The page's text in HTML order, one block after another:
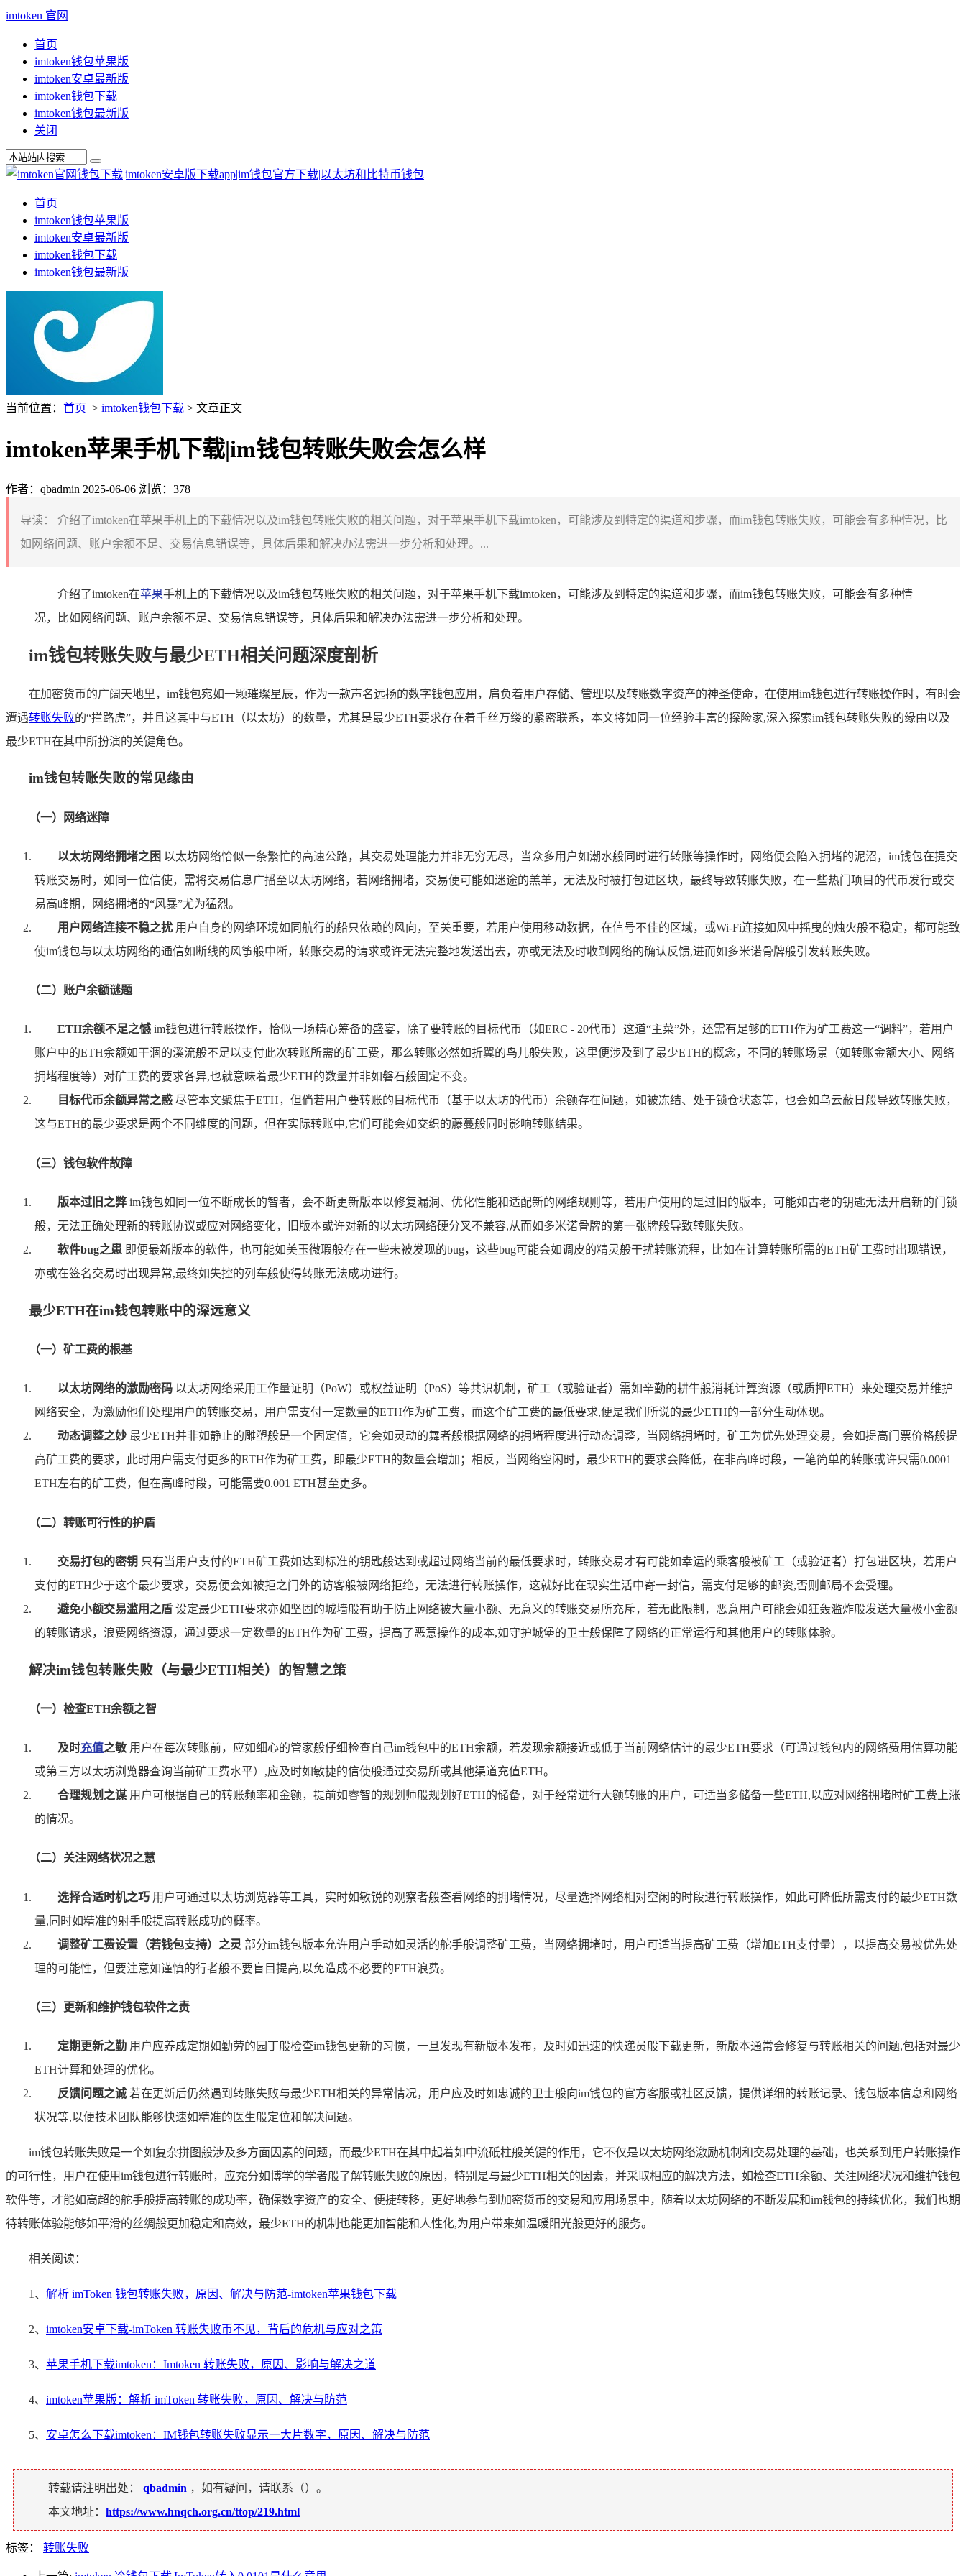
imtoken 官网
首页
imtoken钱包苹果版
imtoken安卓最新版
imtoken钱包下载
imtoken钱包最新版
关闭
首页
imtoken钱包苹果版
imtoken安卓最新版
imtoken钱包下载
imtoken钱包最新版
当前位置： 首页 > imtoken钱包下载 > 文章正文
imtoken苹果手机下载|im钱包转账失败会怎么样
作者：qbadmin 2025-06-06 浏览：378
导读：
介绍了imtoken在苹果手机上的下载情况以及im钱包转账失败的相关问题，对于苹果手机下载imtoken，可能涉及到特定的渠道和步骤，而im钱包转账失败，可能会有多种情况，比
如网络问题、账户余额不足、交易信息错误等，具体后果和解决办法需进一步分析和处理。...
介绍了imtoken在苹果手机上的下载情况以及im钱包转账失败的相关问题，对于苹果手机下载imtoken，可能涉及到特定的渠道和步骤，而im钱包转账失败，可能会有多种情
况，比如网络问题、账户余额不足、交易信息错误等，具体后果和解决办法需进一步分析和处理。
im钱包转账失败与最少ETH相关问题深度剖析
在加密货币的广阔天地里，im钱包宛如一颗璀璨星辰，作为一款声名远扬的数字钱包应用，肩负着用户存储、管理以及转账数字资产的神圣使命，在使用im钱包进行转账操作时，有时会
遭遇转账失败的“拦路虎”，并且这其中与ETH（以太坊）的数量，尤其是最少ETH要求存在着千丝万缕的紧密联系，本文将如同一位经验丰富的探险家,深入探索im钱包转账失败的缘由以及
最少ETH在其中所扮演的关键角色。
im钱包转账失败的常见缘由
（一）网络迷障
以太坊网络拥堵之困 以太坊网络恰似一条繁忙的高速公路，其交易处理能力并非无穷无尽，当众多用户如潮水般同时进行转账等操作时，网络便会陷入拥堵的泥沼，im钱包在提交
转账交易时，如同一位信使，需将交易信息广播至以太坊网络，若网络拥堵，交易便可能如迷途的羔羊，无法及时被打包进区块，最终导致转账失败，在一些热门项目的代币发行或交
易高峰期，网络拥堵的“风暴”尤为猛烈。
用户网络连接不稳之扰 用户自身的网络环境如同航行的船只依赖的风向，至关重要，若用户使用移动数据，在信号不佳的区域，或Wi-Fi连接如风中摇曳的烛火般不稳定，都可能致
使im钱包与以太坊网络的通信如断线的风筝般中断，转账交易的请求或许无法完整地发送出去，亦或无法及时收到网络的确认反馈,进而如多米诺骨牌般引发转账失败。
（二）账户余额谜题
ETH余额不足之憾 im钱包进行转账操作，恰似一场精心筹备的盛宴，除了要转账的目标代币（如ERC - 20代币）这道“主菜”外，还需有足够的ETH作为矿工费这一“调料”，若用户
账户中的ETH余额如干涸的溪流般不足以支付此次转账所需的矿工费，那么转账必然如折翼的鸟儿般失败，这里便涉及到了最少ETH的概念，不同的转账场景（如转账金额大小、网络
拥堵程度等）对矿工费的要求各异,也就意味着最少ETH的数量并非如磐石般固定不变。
目标代币余额异常之惑 尽管本文聚焦于ETH，但倘若用户要转账的目标代币（基于以太坊的代币）余额存在问题，如被冻结、处于锁仓状态等，也会如乌云蔽日般导致转账失败，
这与ETH的最少要求是两个不同维度的问题，但在实际转账中,它们可能会如交织的藤蔓般同时影响转账结果。
（三）钱包软件故障
版本过旧之弊 im钱包如同一位不断成长的智者，会不断更新版本以修复漏洞、优化性能和适配新的网络规则等，若用户使用的是过旧的版本，可能如古老的钥匙无法开启新的门锁
般，无法正确处理新的转账协议或应对网络变化，旧版本或许对新的以太坊网络硬分叉不兼容,从而如多米诺骨牌的第一张牌般导致转账失败。
软件bug之患 即便最新版本的软件，也可能如美玉微瑕般存在一些未被发现的bug，这些bug可能会如调皮的精灵般干扰转账流程，比如在计算转账所需的ETH矿工费时出现错误，
亦或在签名交易时出现异常,最终如失控的列车般使得转账无法成功进行。
最少ETH在im钱包转账中的深远意义
（一）矿工费的根基
以太坊网络的激励密码 以太坊网络采用工作量证明（PoW）或权益证明（PoS）等共识机制，矿工（或验证者）需如辛勤的耕牛般消耗计算资源（或质押ETH）来处理交易并维护
网络安全，为激励他们处理用户的转账交易，用户需支付一定数量的ETH作为矿工费，而这个矿工费的最低要求,便是我们所说的最少ETH的一部分生动体现。
动态调整之妙 最少ETH并非如静止的雕塑般是一个固定值，它会如灵动的舞者般根据网络的拥堵程度进行动态调整，当网络拥堵时，矿工为优先处理交易，会如提高门票价格般提
高矿工费的要求，此时用户需支付更多的ETH作为矿工费，即最少ETH的数量会增加；相反，当网络空闲时，最少ETH的要求会降低，在非高峰时段，一笔简单的转账或许只需0.0001
ETH左右的矿工费，但在高峰时段，可能需要0.001 ETH甚至更多。
（二）转账可行性的护盾
交易打包的密钥 只有当用户支付的ETH矿工费如达到标准的钥匙般达到或超过网络当前的最低要求时，转账交易才有可能如幸运的乘客般被矿工（或验证者）打包进区块，若用户
支付的ETH少于这个最少要求，交易便会如被拒之门外的访客般被网络拒绝，无法进行转账操作，这就好比在现实生活中寄一封信，需支付足够的邮资,否则邮局不会受理。
避免小额交易滥用之盾 设定最少ETH要求亦如坚固的城墙般有助于防止网络被大量小额、无意义的转账交易所充斥，若无此限制，恶意用户可能会如狂轰滥炸般发送大量极小金额
的转账请求，浪费网络资源，通过要求一定数量的ETH作为矿工费，提高了恶意操作的成本,如守护城堡的卫士般保障了网络的正常运行和其他用户的转账体验。
解决im钱包转账失败（与最少ETH相关）的智慧之策
（一）检查ETH余额之智
及时充值之敏 用户在每次转账前，应如细心的管家般仔细检查自己im钱包中的ETH余额，若发现余额接近或低于当前网络估计的最少ETH要求（可通过钱包内的网络费用估算功能
或第三方以太坊浏览器查询当前矿工费水平）,应及时如敏捷的信使般通过交易所或其他渠道充值ETH。
合理规划之谋 用户可根据自己的转账频率和金额，提前如睿智的规划师般规划好ETH的储备，对于经常进行大额转账的用户，可适当多储备一些ETH,以应对网络拥堵时矿工费上涨
的情况。
（二）关注网络状况之慧
选择合适时机之巧 用户可通过以太坊浏览器等工具，实时如敏锐的观察者般查看网络的拥堵情况，尽量选择网络相对空闲的时段进行转账操作，如此可降低所需支付的最少ETH数
量,同时如精准的射手般提高转账成功的概率。
调整矿工费设置（若钱包支持）之灵 部分im钱包版本允许用户手动如灵活的舵手般调整矿工费，当网络拥堵时，用户可适当提高矿工费（增加ETH支付量），以提高交易被优先处
理的可能性，但要注意如谨慎的行者般不要盲目提高,以免造成不必要的ETH浪费。
（三）更新和维护钱包软件之责
定期更新之勤 用户应养成定期如勤劳的园丁般检查im钱包更新的习惯，一旦发现有新版本发布，及时如迅速的快递员般下载更新，新版本通常会修复与转账相关的问题,包括对最少
ETH计算和处理的优化。
反馈问题之诚 若在更新后仍然遇到转账失败与最少ETH相关的异常情况，用户应及时如忠诚的卫士般向im钱包的官方客服或社区反馈，提供详细的转账记录、钱包版本信息和网络
状况等,以便技术团队能够快速如精准的医生般定位和解决问题。
im钱包转账失败是一个如复杂拼图般涉及多方面因素的问题，而最少ETH在其中起着如中流砥柱般关键的作用，它不仅是以太坊网络激励机制和交易处理的基础，也关系到用户转账操作
的可行性，用户在使用im钱包进行转账时，应充分如博学的学者般了解转账失败的原因，特别是与最少ETH相关的因素，并采取相应的解决方法，如检查ETH余额、关注网络状况和维护钱包
软件等，才能如高超的舵手般提高转账的成功率，确保数字资产的安全、便捷转移，更好地参与到加密货币的交易和应用场景中，随着以太坊网络的不断发展和im钱包的持续优化，我们也期
待转账体验能够如平滑的丝绸般更加稳定和高效，最少ETH的机制也能更加智能和人性化,为用户带来如温暖阳光般更好的服务。
相关阅读：
1、 解析 imToken 钱包转账失败，原因、解决与防范-imtoken苹果钱包下载
2、 imtoken安卓下载-imToken 转账失败币不见，背后的危机与应对之策
3、 苹果手机下载imtoken：Imtoken 转账失败，原因、影响与解决之道
4、 imtoken苹果版：解析 imToken 转账失败，原因、解决与防范
5、 安卓怎么下载imtoken：IM钱包转账失败显示一大片数字，原因、解决与防范
转载请注明出处： qbadmin ，如有疑问，请联系（）。
本文地址： https://www.hnqch.org.cn/ttop/219.html
标签： 转账失败